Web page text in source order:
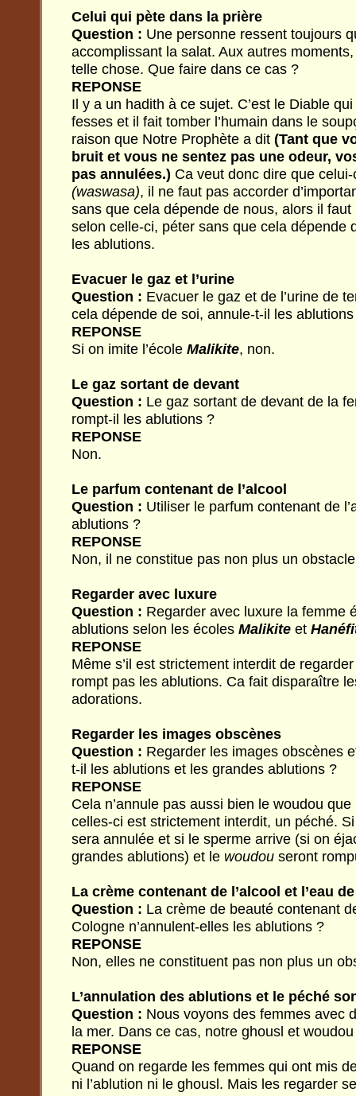
Celui qui pète dans la prière
Question : Une personne ressent toujours
accomplissant la salat. Aux autres
telle chose. Que faire dans ce cas ?
REPONSE
Il y a un hadith à ce sujet. C’est le Diable
fesses et il fait tomber l’humain dans le
raison que Notre Prophète a dit (Tant que
bruit et vous ne sentez pas une odeur,
pas annulées.) Ca veut donc dire que
(waswasa), il ne faut pas accorder
sans que cela dépende de nous, alors il faut
selon celle-ci, péter sans que cela dépende
les ablutions.
Evacuer le gaz et l’urine
Question : Evacuer le gaz et de l’urine de
cela dépende de soi, annule-t-il les
REPONSE
Si on imite l’école Malikite, non.
Le gaz sortant de devant
Question : Le gaz sortant de devant de la
rompt-il les ablutions ?
REPONSE
Non.
Le parfum contenant de l’alcool
Question : Utiliser le parfum contenant de
ablutions ?
REPONSE
Non, il ne constitue pas non plus un
Regarder avec luxure
Question : Regarder avec luxure la femme
ablutions selon les écoles Malikite et
REPONSE
Même s’il est strictement interdit de
rompt pas les ablutions. Ca fait disparaître
adorations.
Regarder les images obscènes
Question : Regarder les images obscènes
t-il les ablutions et les grandes ablutions ?
REPONSE
Cela n’annule pas aussi bien le woudou
celles-ci est strictement interdit, un péché.
sera annulée et si le sperme arrive (si on
grandes ablutions) et le woudou seront
La crème contenant de l’alcool et l’eau
Question : La crème de beauté contenant
Cologne n’annulent-elles les ablutions ?
REPONSE
Non, elles ne constituent pas non plus un
L’annulation des ablutions et le péché
Question : Nous voyons des femmes avec
la mer. Dans ce cas, notre ghousl et
REPONSE
Quand on regarde les femmes qui ont mis
ni l’ablution ni le ghousl. Mais les regarder